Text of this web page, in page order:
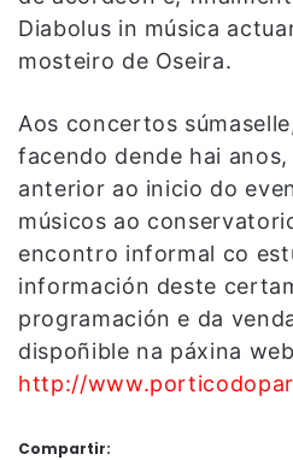
Diabolus in música
mosteiro de Oseira.
Aos concertos
facendo dende hai
anterior ao inicio do
músicos ao
encontro informal co
información deste
programación e da
dispoñible na páxina web
http://
Compartir: